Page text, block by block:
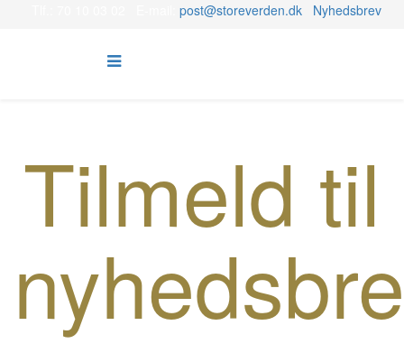
post@storeverden.dk Nyhedsbrev
Tilmeld til